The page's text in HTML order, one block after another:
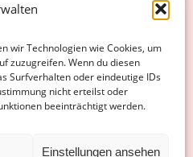
wir Technologien wie Cookies, um
zuzugreifen. Wenn du diesen
Surfverhalten oder eindeutige IDs
nicht erteilst oder
beeinträchtigt werden.
Einstellungen ansehen
RICHTLINIE (EU)